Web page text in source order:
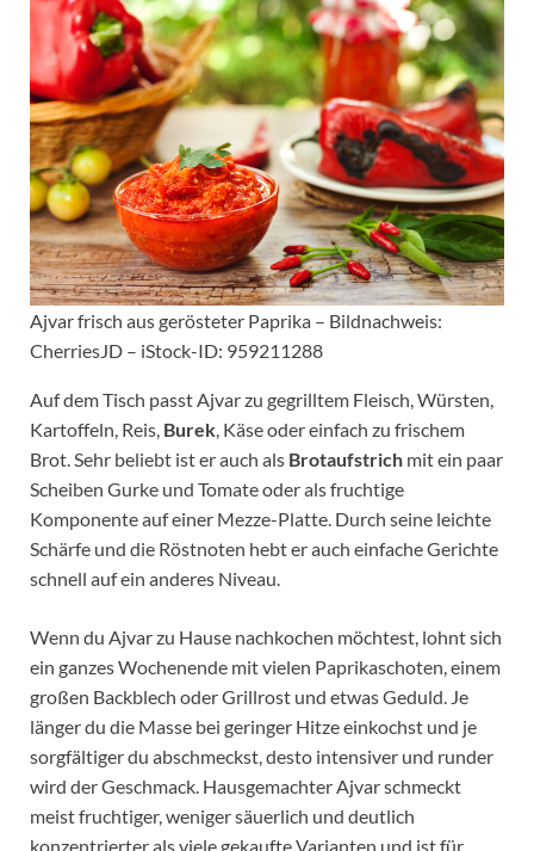
Ajvar frisch aus gerösteter Paprika – Bildnachweis:
CherriesJD – iStock-ID: 959211288
Auf dem Tisch passt Ajvar zu gegrilltem Fleisch, Würsten,
Kartoffeln, Reis, Burek , Käse oder einfach zu frischem
Brot. Sehr beliebt ist er auch als Brotaufstrich mit ein paar
Scheiben Gurke und Tomate oder als fruchtige
Komponente auf einer Mezze-Platte. Durch seine leichte
Schärfe und die Röstnoten hebt er auch einfache Gerichte
schnell auf ein anderes Niveau.
Wenn du Ajvar zu Hause nachkochen möchtest, lohnt sich
ein ganzes Wochenende mit vielen Paprikaschoten, einem
großen Backblech oder Grillrost und etwas Geduld. Je
länger du die Masse bei geringer Hitze einkochst und je
sorgfältiger du abschmeckst, desto intensiver und runder
wird der Geschmack. Hausgemachter Ajvar schmeckt
meist fruchtiger, weniger säuerlich und deutlich
konzentrierter als viele gekaufte Varianten und ist für